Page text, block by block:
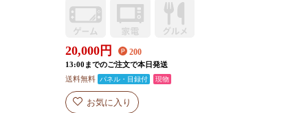
20,000円 200
13:00までのご注文で本日発送
送料無料
パネル・目録付 現物
お気に入り